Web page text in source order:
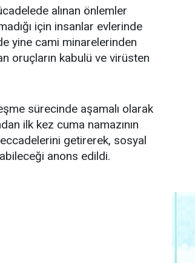
alınan önlemler
için insanlar evlerinde
yine cami minarelerinden
oruçların kabulü ve virüsten
sürecinde aşamalı olarak
ilk kez cuma namazının
getirerek, sosyal
anons edildi.